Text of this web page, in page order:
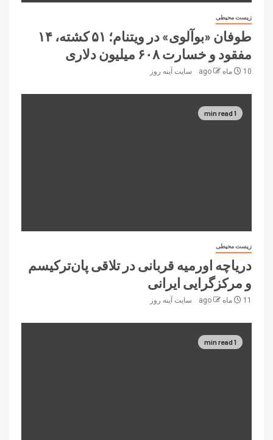
زیست محیطی
طوفان «بوآلوی» در ویتنام؛ ۵۱ کشته، ۱۴
مفقود و خسارت ۶۰۸ میلیون دلاری
10 ماه ago سایت آینه‌ روز
1 min read
زیست محیطی
دریاچه اورمیه قربانی در تلاقی پان‌ترکیسم
و مرکزگرایی ایرانی
11 ماه ago سایت آینه‌ روز
1 min read